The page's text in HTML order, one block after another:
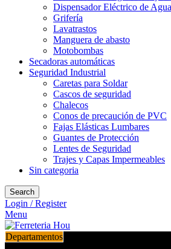
Dispensador Eléctrico de
Grifería
Lavatrastos
Manguera de abasto
Motobombas
Secadoras automáticas
Seguridad Industrial
Caretas para Soldar
Cascos de seguridad
Chalecos
Conos de precaución de PVC
Fajas Elásticas Lumbares
Guantes de Protección
Lentes de Seguridad
Trajes y Capas Impermeables
Sin categoria
Search
Login / Register
Menu
Departamentos